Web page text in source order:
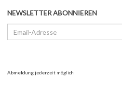
NEWSLETTER ABONNIEREN
Adresse
Abmeldung jederzeit möglich